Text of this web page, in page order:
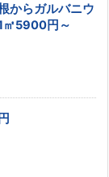
からガルバニウ
5900円～